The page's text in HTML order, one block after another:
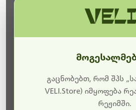
ბოდიშს გიხდით
მიმდინარეობს საიტის
სამუშაოები.
მალე ისევ ხელმისაწვდომი
გაცნობებთ, რომ შპს
VELI.Store) იმყოფება
რეჟიმში.